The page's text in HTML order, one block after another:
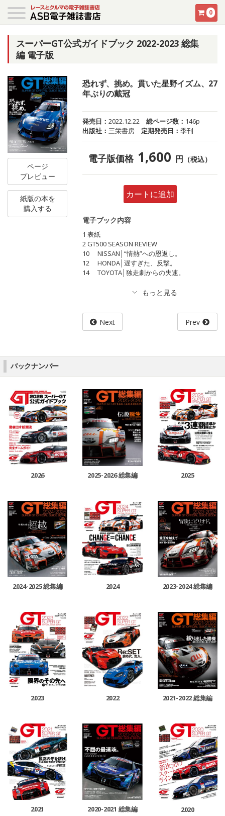
0
スーパーGT公式ガイドブック 2022-2023 総集
編 電子版
ページ
プレビュー
紙版の本を
購入する
恐れず、挑め。貫いた星野イズム、27
年ぶりの戴冠
発売日：2022.12.22 総ページ数： 146p
出版社：三栄書房 定期発売日：季刊
電子版価格 1,600 円 （税込）
カートに追加
電子ブック内容
1 表紙
2 GT500 SEASON REVIEW
10 NISSAN│“情熱”への恩返し。
12 HONDA│遅すぎた、反撃。
14 TOYOTA│独走劇からの失速。
Next Prev
バックナンバー
2026 2025-2026 総集編 2025
2024-2025 総集編 2024 2023-2024 総集編
2023 2022 2021-2022 総集編
2021 2020-2021 総集編 2020